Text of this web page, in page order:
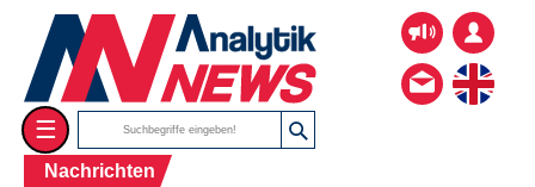
☰
Nachrichten